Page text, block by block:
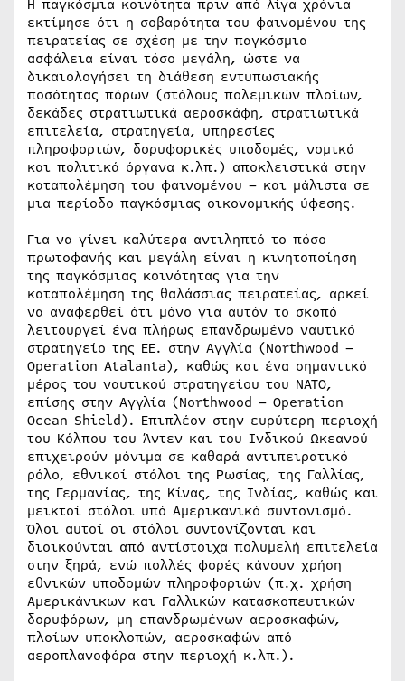
H παγκόσμια κοινότητα πριν από λίγα χρόνια
εκτίμησε ότι η σοβαρότητα του φαινομένου της
πειρατείας σε σχέση με την παγκόσμια
ασφάλεια είναι τόσο μεγάλη, ώστε να
δικαιολογήσει τη διάθεση εντυπωσιακής
ποσότητας πόρων (στόλους πολεμικών πλοίων,
δεκάδες στρατιωτικά αεροσκάφη, στρατιωτικά
επιτελεία, στρατηγεία, υπηρεσίες
πληροφοριών, δορυφορικές υποδομές, νομικά
και πολιτικά όργανα κ.λπ.) αποκλειστικά στην
καταπολέμηση του φαινομένου – και μάλιστα σε
μια περίοδο παγκόσμιας οικονομικής ύφεσης.
Για να γίνει καλύτερα αντιληπτό το πόσο
πρωτοφανής και μεγάλη είναι η κινητοποίηση
της παγκόσμιας κοινότητας για την
καταπολέμηση της θαλάσσιας πειρατείας, αρκεί
να αναφερθεί ότι μόνο για αυτόν το σκοπό
λειτουργεί ένα πλήρως επανδρωμένο ναυτικό
στρατηγείο της ΕΕ. στην Αγγλία (Northwood –
Operation Atalanta), καθώς και ένα σημαντικό
μέρος του ναυτικού στρατηγείου του ΝΑΤΟ,
επίσης στην Αγγλία (Northwood – Operation
Ocean Shield). Επιπλέον στην ευρύτερη περιοχή
του Κόλπου του Άντεν και του Ινδικού Ωκεανού
επιχειρούν μόνιμα σε καθαρά αντιπειρατικό
ρόλο, εθνικοί στόλοι της Ρωσίας, της Γαλλίας,
της Γερμανίας, της Κίνας, της Ινδίας, καθώς και
μεικτοί στόλοι υπό Αμερικανικό συντονισμό.
Όλοι αυτοί οι στόλοι συντονίζονται και
διοικούνται από αντίστοιχα πολυμελή επιτελεία
στην ξηρά, ενώ πολλές φορές κάνουν χρήση
εθνικών υποδομών πληροφοριών (π.χ. χρήση
Αμερικάνικων και Γαλλικών κατασκοπευτικών
δορυφόρων, μη επανδρωμένων αεροσκαφών,
πλοίων υποκλοπών, αεροσκαφών από
αεροπλανοφόρα στην περιοχή κ.λπ.).